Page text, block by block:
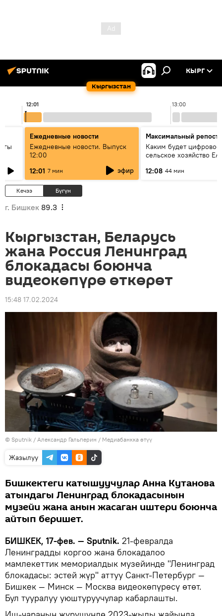
Кыргызстан
КЫРГ
13:00
12:01
Ежедневные новости
Ежедневные новости. Выпуск
12:00
12:01 7 мин эфир
Максимальный репост
Каким будет цифровое
сельское хозяйство
12:08 44 мин
Кечээ Бүгүн
г. Бишкек 89.3
Кыргызстан, Беларусь
жана Россия Ленинград
блокадасы боюнча
видеокөпүрө өткөрөт
15:48 17.02.2024
© Sputnik / Александр Гальперин / Медиабанкка өтүү
Жазылуу
Бишкектеги катышуучулар Анна Кутанова
атындагы Ленинград блокадасынын
музейи жана анын жасаган иштери боюнча
айтып беришет.
БИШКЕК, 17-фев. — Sputnik. 21-февралда
Ленинградды коргоо жана блокадалоо
мамлекеттик мемориалдык музейинде "Ленинград
блокадасы: эстей жүр" аттуу Санкт-Петербург —
Бишкек — Минск — Москва видеокөпүрөсү өтөт.
Бул тууралуу уюштуруучулар кабарлашты.